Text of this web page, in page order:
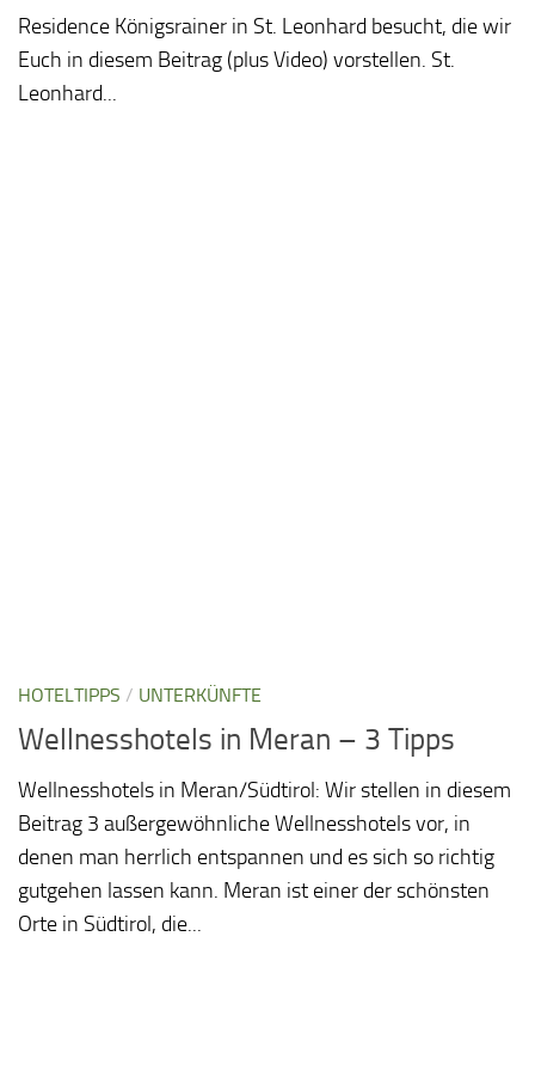
Residence Königsrainer in St. Leonhard besucht, die wir
Euch in diesem Beitrag (plus Video) vorstellen. St.
Leonhard...
HOTELTIPPS / UNTERKÜNFTE
Wellnesshotels in Meran – 3 Tipps
Wellnesshotels in Meran/Südtirol: Wir stellen in diesem
Beitrag 3 außergewöhnliche Wellnesshotels vor, in
denen man herrlich entspannen und es sich so richtig
gutgehen lassen kann. Meran ist einer der schönsten
Orte in Südtirol, die...